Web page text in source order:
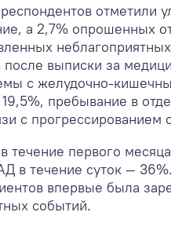
отметили
а 2,7% опрошенных
выписки за
с желудочно-
пребывание в
с
течение первого
в течение суток —
впервые была
событий.